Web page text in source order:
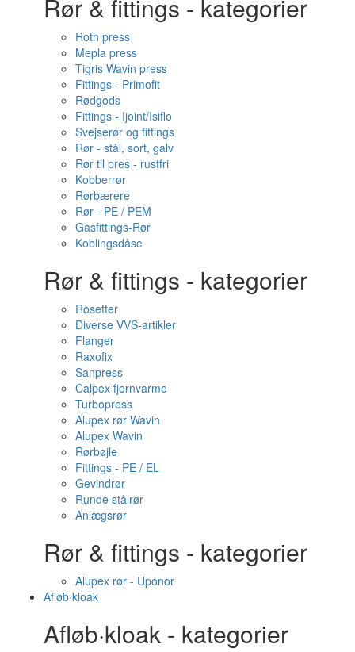
Rør & fittings - kategorier
Roth press
Mepla press
Tigris Wavin press
Fittings - Primofit
Rødgods
Fittings - Ijoint/Isiflo
Svejserør og fittings
Rør - stål, sort, galv
Rør til pres - rustfri
Kobberrør
Rørbærere
Rør - PE / PEM
Gasfittings-Rør
Koblingsdåse
Rør & fittings - kategorier
Rosetter
Diverse VVS-artikler
Flanger
Raxofix
Sanpress
Calpex fjernvarme
Turbopress
Alupex rør Wavin
Alupex Wavin
Rørbøjle
Fittings - PE / EL
Gevindrør
Runde stålrør
Anlægsrør
Rør & fittings - kategorier
Alupex rør - Uponor
Afløb·kloak
Afløb·kloak - kategorier